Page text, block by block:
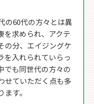
の60代の方々とは異
を求められ、アクテ
の分、エイジングケ
を入れられていらっ
でも同世代の方々の
せていただく点も多
す。